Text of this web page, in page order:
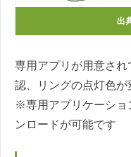
出
専用アプリが用意さ
認、リングの点灯色が
※専用アプリケーショ
ンロードが可能です